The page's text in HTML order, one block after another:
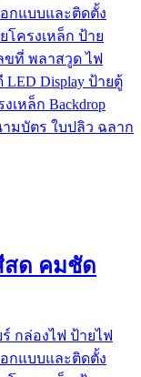
กแบบและติดตั้ง
โครงเหล็ก ป้าย
ขที่ พลาสวูด ไฟ
Display ป้ายตู้
เหล็ก Backdrop
ามบัตร ใบปลิว ฉลาก
สด คมชัด
กล่องไฟ ป้ายไฟ
กแบบและติดตั้ง